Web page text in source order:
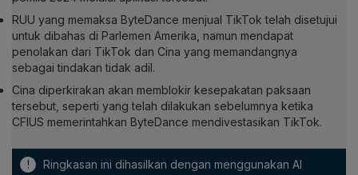
RUU yang memaksa ByteDance menjual TikTok telah disetujui
untuk dibahas di Parlemen Amerika, namun mendapat
penolakan dari TikTok dan Cina yang memandangnya
sebagai tindakan tidak adil.
Cina diperkirakan akan memblokir kesepakatan paksaan
tersebut, seperti yang telah dilakukan sebelumnya ketika
CFIUS memerintahkan ByteDance mendivestasikan TikTok.
! Ringkasan ini dihasilkan dengan menggunakan AI